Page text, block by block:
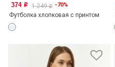
374 o 1 249o -70%
Футболка хлопковая с принтом